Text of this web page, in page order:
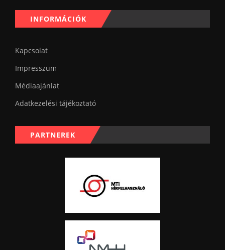
INFORMÁCIÓK
Kapcsolat
Impresszum
Médiaajánlat
Adatkezelési tájékoztató
PARTNEREK